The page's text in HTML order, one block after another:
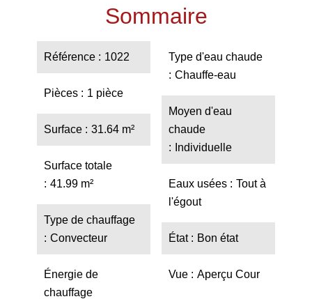
Sommaire
Référence 1022
Pièces 1 pièce
Surface 31.64 m²
Surface totale
41.99 m²
Type de chauffage
Convecteur
Énergie de
chauffage
Type d'eau chaude
Chauffe-eau
Moyen d'eau
chaude
Individuelle
Eaux usées
Tout à
l'égout
État Bon état
Vue Aperçu Cour